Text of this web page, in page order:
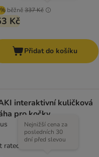
běžně337 Kč
Kč
Přidat do košíku
interaktivní kuličková
pro kočky
Nejnižší cena za
posledních 30
dní před slevou
rated